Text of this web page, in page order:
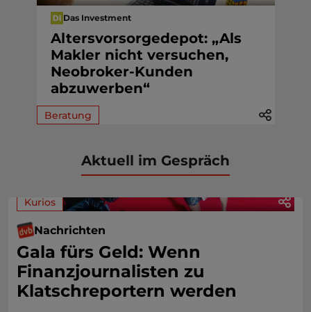
Das Investment
Altersvorsorgedepot: „Als
Makler nicht versuchen,
Neobroker-Kunden
abzuwerben“
Beratung
Aktuell im Gespräch
Kurios
Nachrichten
Gala fürs Geld: Wenn
Finanzjournalisten zu
Klatschreportern werden